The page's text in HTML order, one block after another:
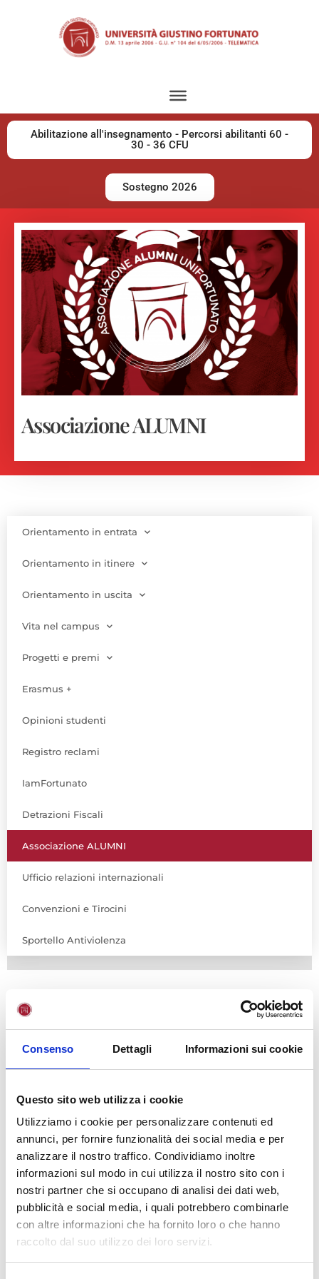
Consenso Dettagli Informazioni sui cookie
Questo sito web utilizza i cookie
Utilizziamo i cookie per personalizzare contenuti ed
annunci, per fornire funzionalità dei social media e per
analizzare il nostro traffico. Condividiamo inoltre
informazioni sul modo in cui utilizza il nostro sito con i
nostri partner che si occupano di analisi dei dati web,
pubblicità e social media, i quali potrebbero combinarle
con altre informazioni che ha fornito loro o che hanno
raccolto dal suo utilizzo dei loro servizi.
Abilitazione all'insegnamento - Percorsi abilitanti 60 -
30 - 36 CFU
Sostegno 2026
Associazione ALUMNI
Orientamento in entrata
Orientamento in itinere
Orientamento in uscita
Vita nel campus
Progetti e premi
Erasmus +
Opinioni studenti
Registro reclami
IamFortunato
Detrazioni Fiscali
Associazione ALUMNI
Ufficio relazioni internazionali
Convenzioni e Tirocini
Sportello Antiviolenza
Associazione ALUMNI –
Laureati Unifortunato
L’Associazione“ALUMNI”dei laureati Giustino Fortunato è
e con la la missione di essere una forza positiva della società
capace di mobilitare le energie migliori delle persone
cresciute professionalmente e culturalmente all’interno
dell’Ateneo.
L’Associazione vuole realizzare una comunità di alumni che
contribuisca, attraverso progetti, attività, studi e scambi, allo
sviluppo e alla valorizzazione dell’Università, degli studenti e
della società civile. Nello svolgimento della missione
l’Associazione favorirà lo sviluppo dei rapporti culturali e
professionali tra gli associati al fine di accrescere e